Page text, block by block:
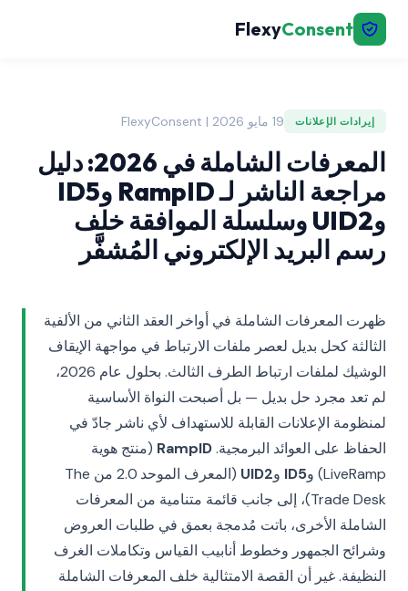
FlexyConsent
إيرادات الإعلانات 19 مايو 2026 | FlexyConsent
المعرفات الشاملة في 2026: دليل
مراجعة الناشر لـ RampID وID5
وUID2 وسلسلة الموافقة خلف
رسم البريد الإلكتروني المُشفَّر
ظهرت المعرفات الشاملة في أواخر العقد الثاني من الألفية
الثالثة كحل بديل لعصر ملفات الارتباط في مواجهة الإيقاف
الوشيك لملفات ارتباط الطرف الثالث. بحلول عام 2026،
لم تعد مجرد حل بديل — بل أصبحت النواة الأساسية
لمنظومة الإعلانات القابلة للاستهداف لأي ناشر جادّ في
الحفاظ على العوائد البرمجية.RampID (منتج هوية
LiveRamp) و
ID5 وUID2
(المعرف الموحد 2.0 من The
Trade Desk)، إلى جانب قائمة متنامية من المعرفات
الشاملة الأخرى، باتت مُدمجة بعمق في طلبات العروض
وشرائح الجمهور وخطوط أنابيب القياس وتكاملات الغرف
النظيفة. غير أن القصة الامتثالية خلف المعرفات الشاملة